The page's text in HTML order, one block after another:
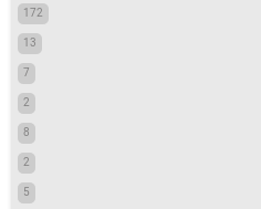
172
13
7
2
8
2
5